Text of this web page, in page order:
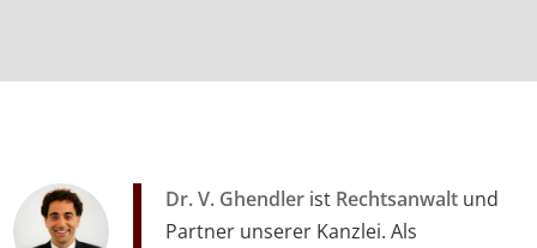
Dr. V. Ghendler ist Rechtsanwalt und
Partner unserer Kanzlei. Als